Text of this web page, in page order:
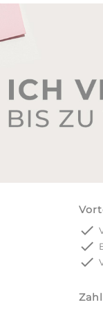
done
done
done